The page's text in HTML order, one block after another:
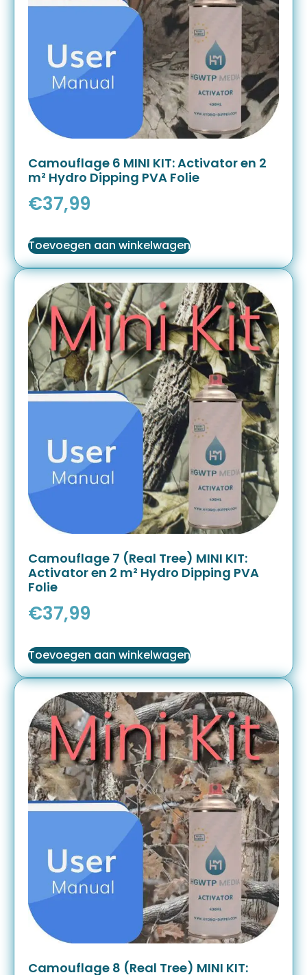
Camouflage 6 MINI KIT: Activator en 2
m² Hydro Dipping PVA Folie
€37,99
Toevoegen aan winkelwagen
Camouflage 7 (Real Tree) MINI KIT:
Activator en 2 m² Hydro Dipping PVA
Folie
€37,99
Toevoegen aan winkelwagen
Camouflage 8 (Real Tree) MINI KIT: